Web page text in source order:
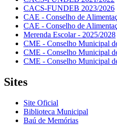
CACS-FUNDEB 2023/2026
CAE - Conselho de
CAE - Conselho de
Merenda Escolar - 2025/2028
CME - Conselho Municipal
CME - Conselho Municipal
CME - Conselho Municipal
Sites
Site Oficial
Biblioteca Municipal
Baú de Memórias